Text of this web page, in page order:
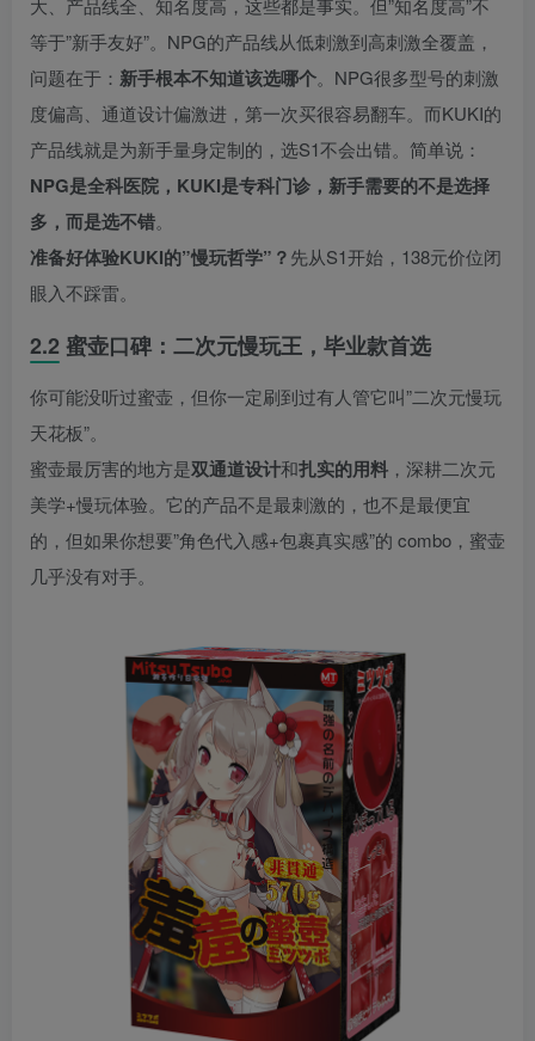
大、产品线全、知名度高，这些都是事实。但”知名度高”不
等于”新手友好”。NPG的产品线从低刺激到高刺激全覆盖，
问题在于： 新手根本不知道该选哪个。NPG很多型号的刺激
度偏高、通道设计偏激进，第一次买很容易翻车。而KUKI的
产品线就是为新手量身定制的，选S1不会出错。简单说：
NPG是全科医院，KUKI是专科门诊，新手需要的不是选择
多，而是选不错。
准备好体验KUKI的”慢玩哲学”？先从S1开始，138元价位闭
眼入不踩雷。
2.2 蜜壶口碑：二次元慢玩王，毕业款首选
你可能没听过蜜壶，但你一定刷到过有人管它叫”二次元慢玩
天花板”。
蜜壶最厉害的地方是双通道设计和扎实的用料 ，深耕二次元
美学+慢玩体验。它的产品不是最刺激的，也不是最便宜
的，但如果你想要”角色代入感+包裹真实感”的 combo，蜜壶
几乎没有对手。